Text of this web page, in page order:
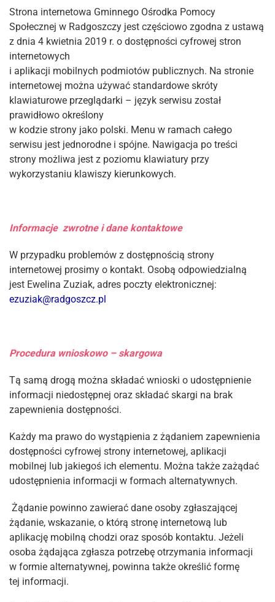
Strona internetowa Gminnego Ośrodka Pomocy
Społecznej w Radgoszczy jest częściowo zgodna z ustawą
z dnia 4 kwietnia 2019 r. o dostępności cyfrowej stron
internetowych
i aplikacji mobilnych podmiotów publicznych. Na stronie
internetowej można używać standardowe skróty
klawiaturowe przeglądarki – język serwisu został
prawidłowo określony
w kodzie strony jako polski. Menu w ramach całego
serwisu jest jednorodne i spójne. Nawigacja po treści
strony możliwa jest z poziomu klawiatury przy
wykorzystaniu klawiszy kierunkowych.
Informacje zwrotne i dane kontaktowe
W przypadku problemów z dostępnością strony
internetowej prosimy o kontakt. Osobą odpowiedzialną
jest Ewelina Zuziak, adres poczty elektronicznej:
ezuziak@radgoszcz.pl
Procedura wnioskowo – skargowa
Tą samą drogą można składać wnioski o udostępnienie
informacji niedostępnej oraz składać skargi na brak
zapewnienia dostępności.
Każdy ma prawo do wystąpienia z żądaniem zapewnienia
dostępności cyfrowej strony internetowej, aplikacji
mobilnej lub jakiegoś ich elementu. Można także zażądać
udostępnienia informacji w formach alternatywnych.
Żądanie powinno zawierać dane osoby zgłaszającej
żądanie, wskazanie, o którą stronę internetową lub
aplikację mobilną chodzi oraz sposób kontaktu. Jeżeli
osoba żądająca zgłasza potrzebę otrzymania informacji
w formie alternatywnej, powinna także określić formę
tej informacji.